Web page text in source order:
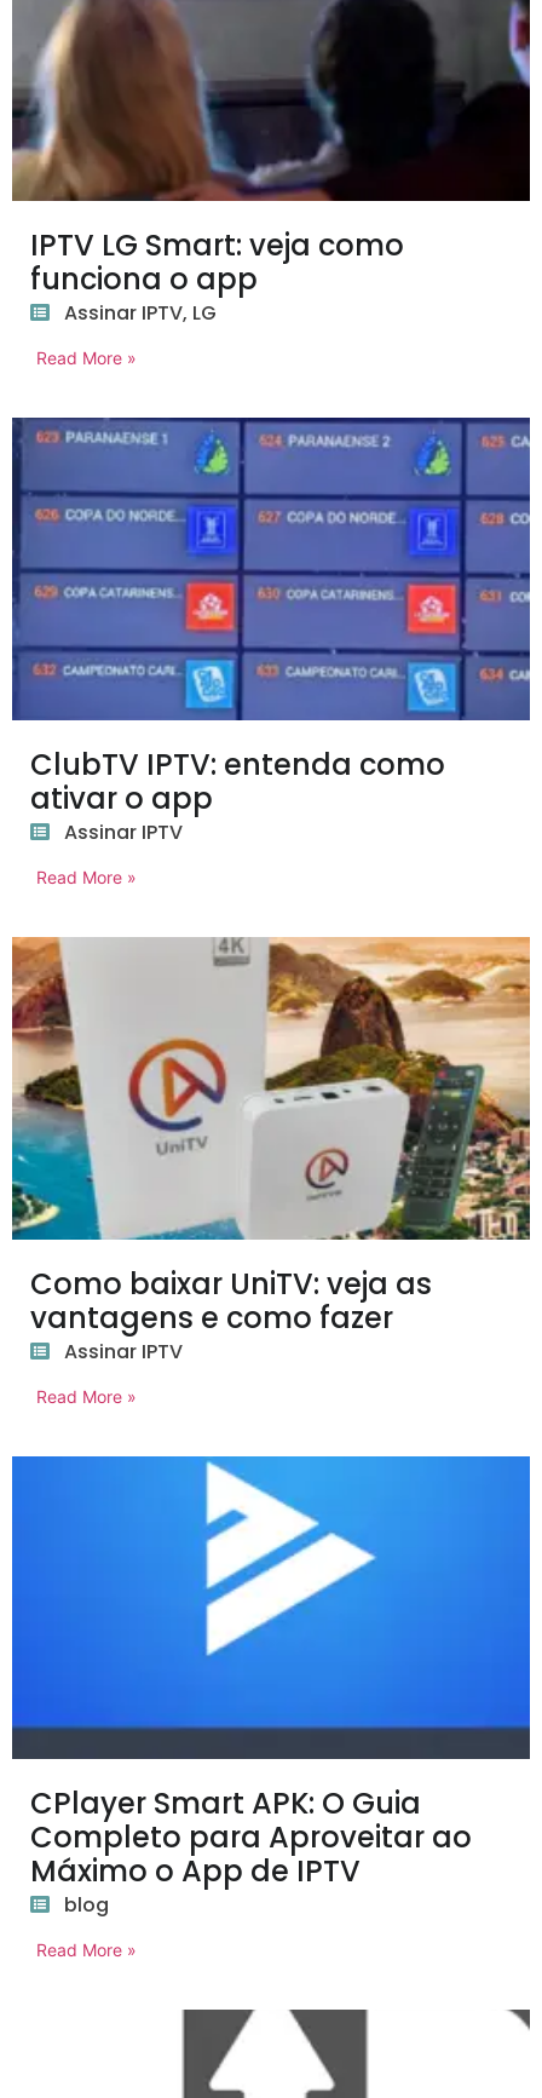
IPTV LG Smart: veja como
funciona o app
Assinar IPTV, LG
Read More »
ClubTV IPTV: entenda como
ativar o app
Assinar IPTV
Read More »
Como baixar UniTV: veja as
vantagens e como fazer
Assinar IPTV
Read More »
CPlayer Smart APK: O Guia
Completo para Aproveitar ao
Máximo o App de IPTV
blog
Read More »